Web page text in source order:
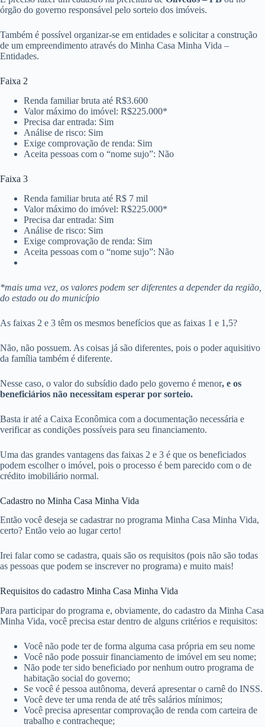
órgão do governo responsável pelo sorteio dos imóveis.
Também é possível organizar-se em entidades e solicitar a construção
de um empreendimento através do Minha Casa Minha Vida –
Entidades.
Faixa 2
Renda familiar bruta até R$3.600
Valor máximo do imóvel: R$225.000*
Precisa dar entrada: Sim
Análise de risco: Sim
Exige comprovação de renda: Sim
Aceita pessoas com o “nome sujo”: Não
Faixa 3
Renda familiar bruta até R$ 7 mil
Valor máximo do imóvel: R$225.000*
Precisa dar entrada: Sim
Análise de risco: Sim
Exige comprovação de renda: Sim
Aceita pessoas com o “nome sujo”: Não
*mais uma vez, os valores podem ser diferentes a depender da região,
do estado ou do município
As faixas 2 e 3 têm os mesmos benefícios que as faixas 1 e 1,5?
Não, não possuem. As coisas já são diferentes, pois o poder aquisitivo
da família também é diferente.
Nesse caso, o valor do subsídio dado pelo governo é menor, e os
beneficiários não necessitam esperar por sorteio.
Basta ir até a Caixa Econômica com a documentação necessária e
verificar as condições possíveis para seu financiamento.
Uma das grandes vantagens das faixas 2 e 3 é que os beneficiados
podem escolher o imóvel, pois o processo é bem parecido com o de
crédito imobiliário normal.
Cadastro no Minha Casa Minha Vida
Então você deseja se cadastrar no programa Minha Casa Minha Vida,
certo? Então veio ao lugar certo!
Irei falar como se cadastra, quais são os requisitos (pois não são todas
as pessoas que podem se inscrever no programa) e muito mais!
Requisitos do cadastro Minha Casa Minha Vida
Para participar do programa e, obviamente, do cadastro da Minha Casa
Minha Vida, você precisa estar dentro de alguns critérios e requisitos:
Você não pode ter de forma alguma casa própria em seu nome
Você não pode possuir financiamento de imóvel em seu nome;
Não pode ter sido beneficiado por nenhum outro programa de
habitação social do governo;
Se você é pessoa autônoma, deverá apresentar o carnê do INSS.
Você deve ter uma renda de até três salários mínimos;
Você precisa apresentar comprovação de renda com carteira de
trabalho e contracheque;